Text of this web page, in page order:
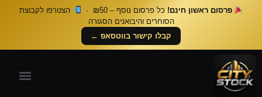
פרסום ראשון חינם! כל פרסום נוסף – ₪50 ·
הצטרפו לקבוצת
הסוחרים והיבואנים הסגורה
קבלו קישור בווטסאפ ←